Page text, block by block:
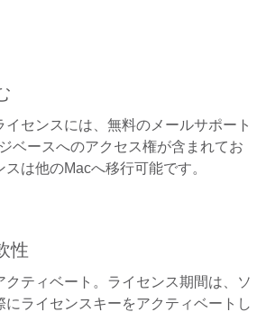
イセンスには、無料のメールサポート
ベースへのアクセス権が含まれてお
は他のMacへ移行可能です。
性
クティベート。ライセンス期間は、ソ
にライセンスキーをアクティベートし